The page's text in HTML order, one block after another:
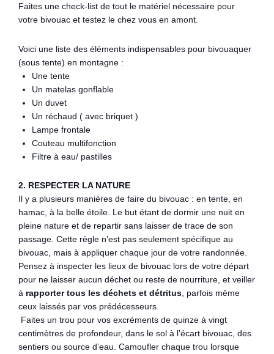
Faites une check-list de tout le matériel nécessaire pour
votre bivouac et testez le chez vous en amont.
Voici une liste des éléments indispensables pour bivouaquer
(sous tente) en montagne :
Une tente
Un matelas gonflable
Un duvet
Un réchaud ( avec briquet )
Lampe frontale
Couteau multifonction
Filtre à eau/ pastilles
2. RESPECTER LA NATURE
Il y a plusieurs manières de faire du bivouac : en tente, en
hamac, à la belle étoile. Le but étant de dormir une nuit en
pleine nature et de repartir sans laisser de trace de son
passage. Cette règle n’est pas seulement spécifique au
bivouac, mais à appliquer chaque jour de votre randonnée.
Pensez à inspecter les lieux de bivouac lors de votre départ
pour ne laisser aucun déchet ou reste de nourriture, et veiller
à rapporter tous les déchets et détritus , parfois même
ceux laissés par vos prédécesseurs.
Faites un trou pour vos excréments de quinze à vingt
centimètres de profondeur, dans le sol à l’écart bivouac, des
sentiers ou source d’eau. Camoufler chaque trou lorsque